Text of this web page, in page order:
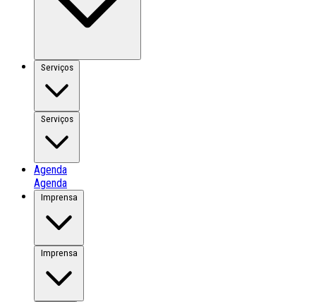
Serviços
Serviços
Agenda
Agenda
Imprensa
Imprensa